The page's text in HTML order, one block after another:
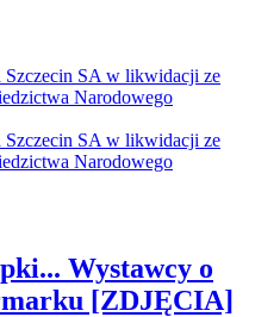
Wystawcy o
[ZDJĘCIA]